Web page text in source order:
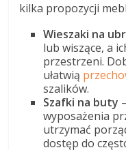
kilka propozycji
Wieszaki na
lub wiszące, a
przestrzeni.
ułatwią
szalików.
Szafki na buty
wyposażenia
utrzymać
dostęp do